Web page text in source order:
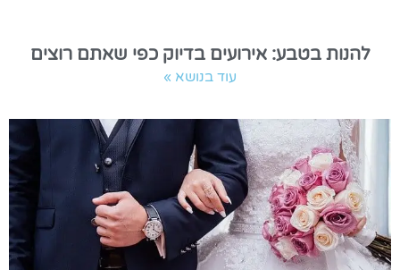
להנות בטבע: אירועים בדיוק כפי שאתם רוצים
עוד בנושא »